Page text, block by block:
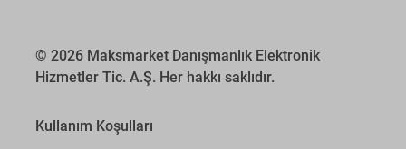
© 2026 Maksmarket Danışmanlık Elektronik
Hizmetler Tic. A.Ş. Her hakkı saklıdır.
Kullanım Koşulları